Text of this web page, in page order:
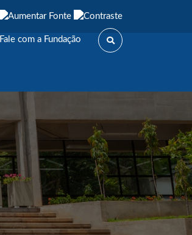
Fale com a Fundação